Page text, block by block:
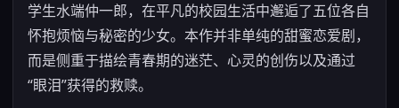
学生水端仲一郎，在平凡的校园生活中邂逅了五位各自
怀抱烦恼与秘密的少女。本作并非单纯的甜蜜恋爱剧，
而是侧重于描绘青春期的迷茫、心灵的创伤以及通过
“眼泪”获得的救赎。